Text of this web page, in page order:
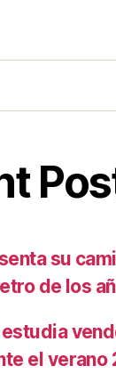
su
de los
el verano